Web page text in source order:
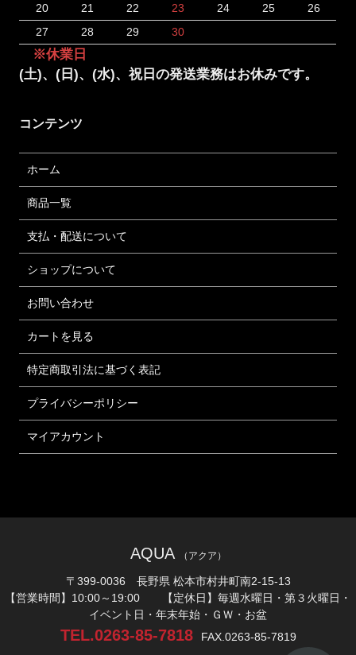
20
21 22 23 24 25
26
27
28 29 30
※休業日
(土)、(日)、(水)、祝日の発送業務はお休みです。
コンテンツ
ホーム
商品一覧
支払・配送について
ショップについて
お問い合わせ
カートを見る
特定商取引法に基づく表記
プライバシーポリシー
マイアカウント
AQUA （アクア）
〒399-0036 長野県 松本市村井町南2-15-13
【営業時間】10:00～19:00 【定休日】毎週水曜日・第３火曜日・
イベント日・年末年始・ＧＷ・お盆
TEL.0263-85-7818 FAX.0263-85-7819